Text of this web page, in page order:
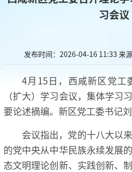
习会议
发布时间：2026-04-16 11:33 来
4月15日，西咸新区党工
（扩大）学习会议，集体学习
要论述摘编。新区党工委书记
会议指出，党的十八大以
的党中央从中华民族永续发展
态文明理论创新、实践创新、